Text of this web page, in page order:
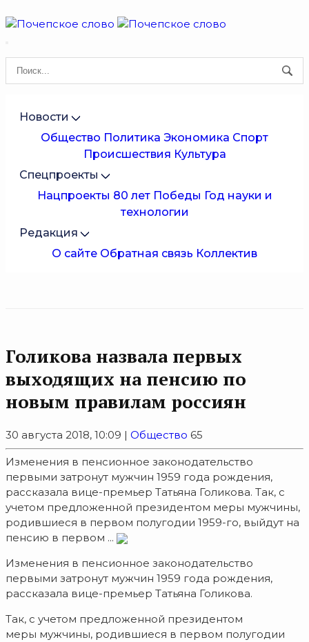
Новости
Общество Политика Экономика Спорт
Происшествия Культура
Спецпроекты
Нацпроекты 80 лет Победы Год науки и
технологии
Редакция
О сайте Обратная связь Коллектив
Голикова назвала первых
выходящих на пенсию по
новым правилам россиян
30 августа 2018, 10:09 | Общество 65
Изменения в пенсионное законодательство
первыми затронут мужчин 1959 года рождения,
рассказала вице-премьер Татьяна Голикова. Так, с
учетом предложенной президентом меры мужчины,
родившиеся в первом полугодии 1959-го, выйдут на
пенсию в первом ...
Изменения в пенсионное законодательство
первыми затронут мужчин 1959 года рождения,
рассказала вице-премьер Татьяна Голикова.
Так, с учетом предложенной президентом
меры мужчины, родившиеся в первом полугодии